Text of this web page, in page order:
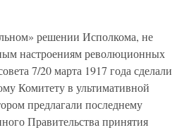
решении Исполкома, не
настроениям революционных
7/20 марта 1917 года сделали
Комитету в ультимативной
предлагали последнему
Правительства принятия